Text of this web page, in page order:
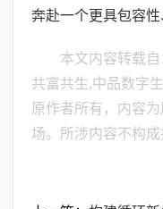
奔赴一个更具包容性
本文内容转载
共富共生,中品数字
原作者所有，内容
场。所涉内容不构